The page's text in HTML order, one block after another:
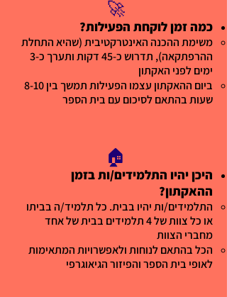
🚀
כמה זמן לוקחת הפעילות?
משימת ההכנה האינטרקטיבית (שהיא התחלת
ההרפתקאה), תדרוש כ-45 דקות ותערך כ-3
ימים לפני האקתון
ביום ההאקתון עצמו הפעילות תמשך בין 8-10
שעות בהתאם לסיכום עם בית הספר
🏠
היכן יהיו התלמידים/ות בזמן
ההאקתון?
התלמידים/ות יהיו בבית. כל תלמיד/ה בביתו
או כל צוות של 4 תלמידים בבית של אחד
מחברי הצוות
הכל בהתאם לנוחות ולאפשרויות המתאימות
לאופי בית הספר והפיזור הגיאוגרפי